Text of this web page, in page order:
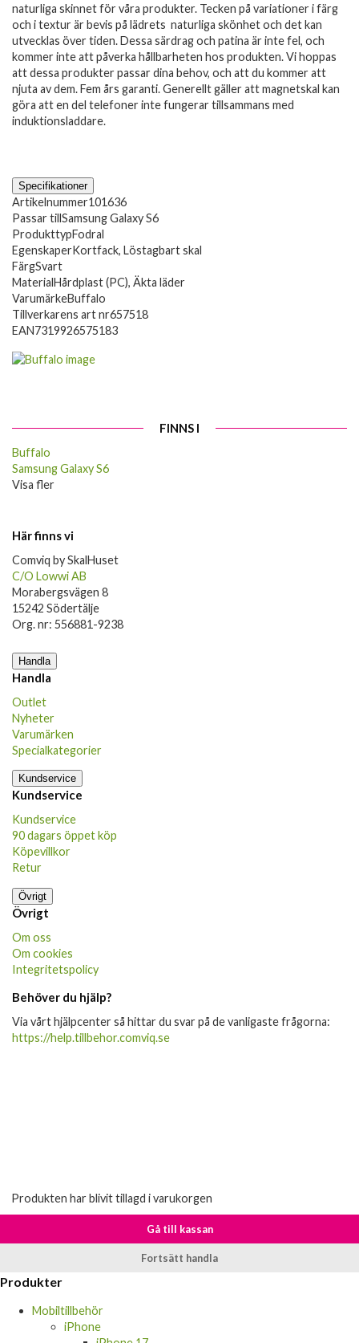
naturliga skinnet för våra produkter. Tecken på variationer i färg
och i textur är bevis på lädrets naturliga skönhet och det kan
utvecklas över tiden. Dessa särdrag och patina är inte fel, och
kommer inte att påverka hållbarheten hos produkten. Vi hoppas
att dessa produkter passar dina behov, och att du kommer att
njuta av dem. Fem års garanti. Generellt gäller att magnetskal kan
göra att en del telefoner inte fungerar tillsammans med
induktionsladdare.
Specifikationer
Artikelnummer101636
Passar tillSamsung Galaxy S6
ProdukttypFodral
EgenskaperKortfack, Löstagbart skal
FärgSvart
MaterialHårdplast (PC), Äkta läder
VarumärkeBuffalo
Tillverkarens art nr657518
EAN7319926575183
FINNS I
Buffalo
Samsung Galaxy S6
Visa fler
Här finns vi
Comviq by SkalHuset
C/O Lowwi AB
Morabergsvägen 8
15242 Södertälje
Org. nr: 556881-9238
Handla
Handla
Outlet
Nyheter
Varumärken
Specialkategorier
Kundservice
Kundservice
Kundservice
90 dagars öppet köp
Köpevillkor
Retur
Övrigt
Övrigt
Om oss
Om cookies
Integritetspolicy
Behöver du hjälp?
Via vårt hjälpcenter så hittar du svar på de vanligaste frågorna:
https://help.tillbehor.comviq.se
Produkten har blivit tillagd i varukorgen
Gå till kassan
Fortsätt handla
Produkter
Mobiltillbehör
iPhone